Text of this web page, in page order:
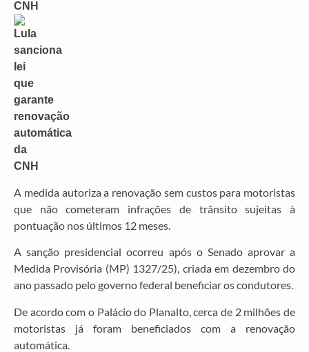
A medida autoriza a renovação sem custos para motoristas
que não cometeram infrações de trânsito sujeitas à
pontuação nos últimos 12 meses.
A sanção presidencial ocorreu após o Senado aprovar a
Medida Provisória (MP) 1327/25), criada em dezembro do
ano passado pelo governo federal beneficiar os condutores.
De acordo com o Palácio do Planalto, cerca de 2 milhões de
motoristas já foram beneficiados com a renovação
automática.